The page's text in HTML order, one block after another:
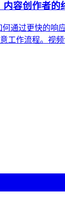
内容创作者的
何通过更快的响
工作流程。视